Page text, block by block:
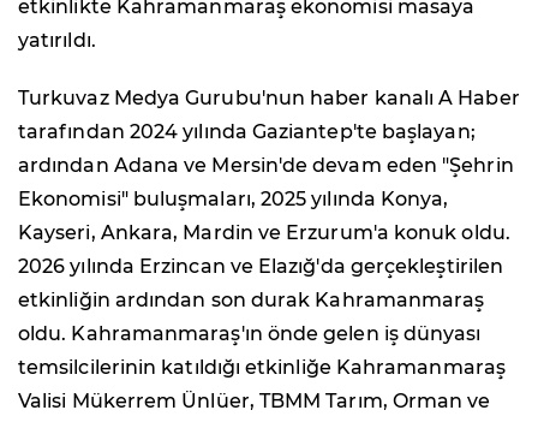
etkinlikte Kahramanmaraş ekonomisi masaya
yatırıldı.
Turkuvaz Medya Gurubu'nun haber kanalı A Haber
tarafından 2024 yılında Gaziantep'te başlayan;
ardından Adana ve Mersin'de devam eden "Şehrin
Ekonomisi" buluşmaları, 2025 yılında Konya,
Kayseri, Ankara, Mardin ve Erzurum'a konuk oldu.
2026 yılında Erzincan ve Elazığ'da gerçekleştirilen
etkinliğin ardından son durak Kahramanmaraş
oldu. Kahramanmaraş'ın önde gelen iş dünyası
temsilcilerinin katıldığı etkinliğe Kahramanmaraş
Valisi Mükerrem Ünlüer, TBMM Tarım, Orman ve